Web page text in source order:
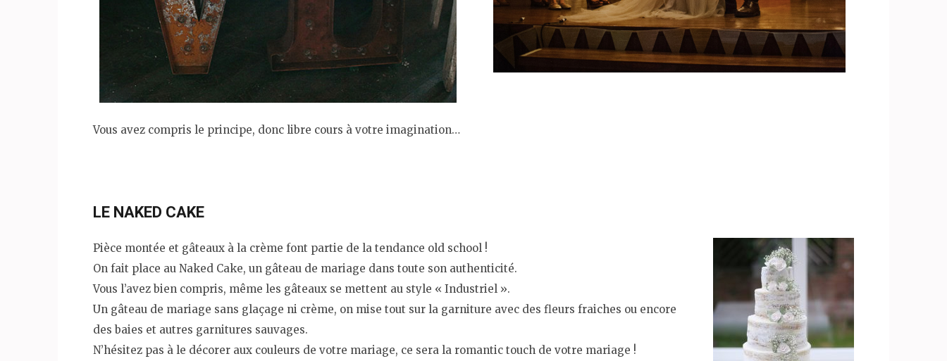
Vous avez compris le principe, donc libre cours à votre imagination…
LE NAKED CAKE
Pièce montée et gâteaux à la crème font partie de la tendance old school !
On fait place au Naked Cake, un gâteau de mariage dans toute son authenticité.
Vous l’avez bien compris, même les gâteaux se mettent au style « Industriel ».
Un gâteau de mariage sans glaçage ni crème, on mise tout sur la garniture avec des fleurs fraiches ou encore
des baies et autres garnitures sauvages.
N’hésitez pas à le décorer aux couleurs de votre mariage, ce sera la romantic touch de votre mariage !